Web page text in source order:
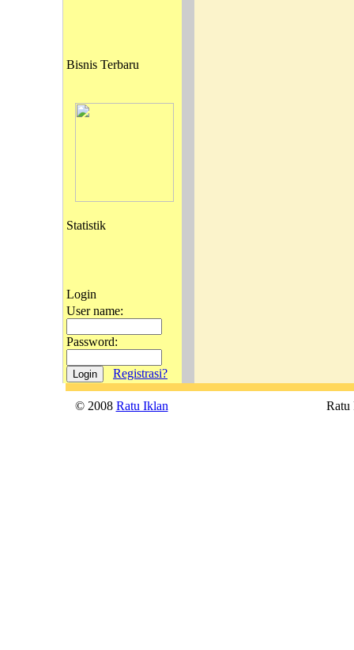
Bisnis Terbaru
Statistik
Login
User name:
Password:
Registrasi?
© 2008 Ratu Iklan Ratu